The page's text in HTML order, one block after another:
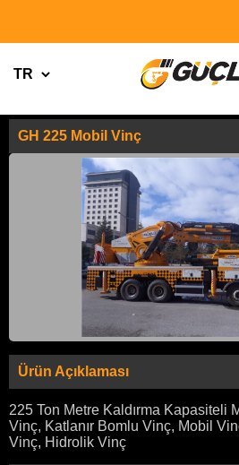
GH 225 Mobil Vinç
Ürün Açıklaması
225 Ton Metre Kaldırma Kapasiteli
Vinç, Katlanır Bomlu Vinç, Mobil
Vinç, Hidrolik Vinç